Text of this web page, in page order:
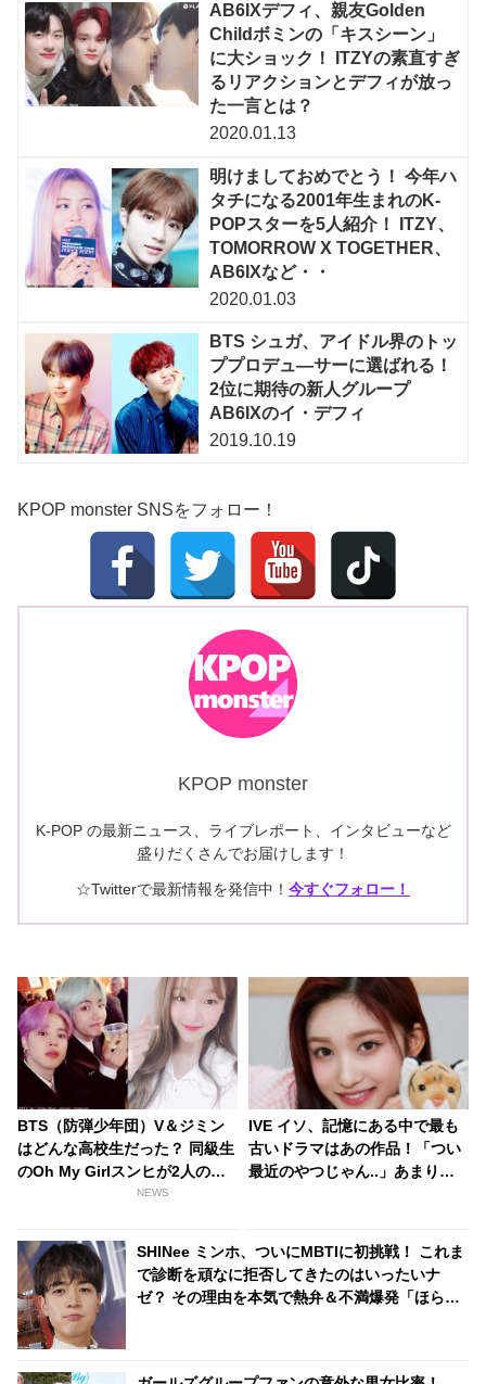
AB6IXデフィ、親友Golden
Childボミンの「キスシーン」
に大ショック！ ITZYの素直すぎ
るリアクションとデフィが放っ
た一言とは？
2020.01.13
明けましておめでとう！ 今年ハ
タチになる2001年生まれのK-
POPスターを5人紹介！ ITZY、
TOMORROW X TOGETHER、
AB6IXなど・・
2020.01.03
BTS シュガ、アイドル界のトッ
ププロデュ―サーに選ばれる！
2位に期待の新人グループ
AB6IXのイ・デフィ
2019.10.19
KPOP monster SNSをフォロー！
KPOP monster
K-POP の最新ニュース、ライブレポート、インタビューなど
盛りだくさんでお届けします！
☆Twitterで最新情報を発信中！ 今すぐフォロー！
BTS（防弾少年団）V＆ジミン
はどんな高校生だった？ 同級生
のOh My Girlスンヒが2人の過
NEWS
IVE イソ、記憶にある中で最も
古いドラマはあの作品！「つい
最近のやつじゃん..」あまりに
SHINee ミンホ、ついにMBTIに初挑戦！ これま
で診断を頑なに拒否してきたのはいったいナ
ゼ？ その理由を本気で熱弁＆不満爆発「ほら見